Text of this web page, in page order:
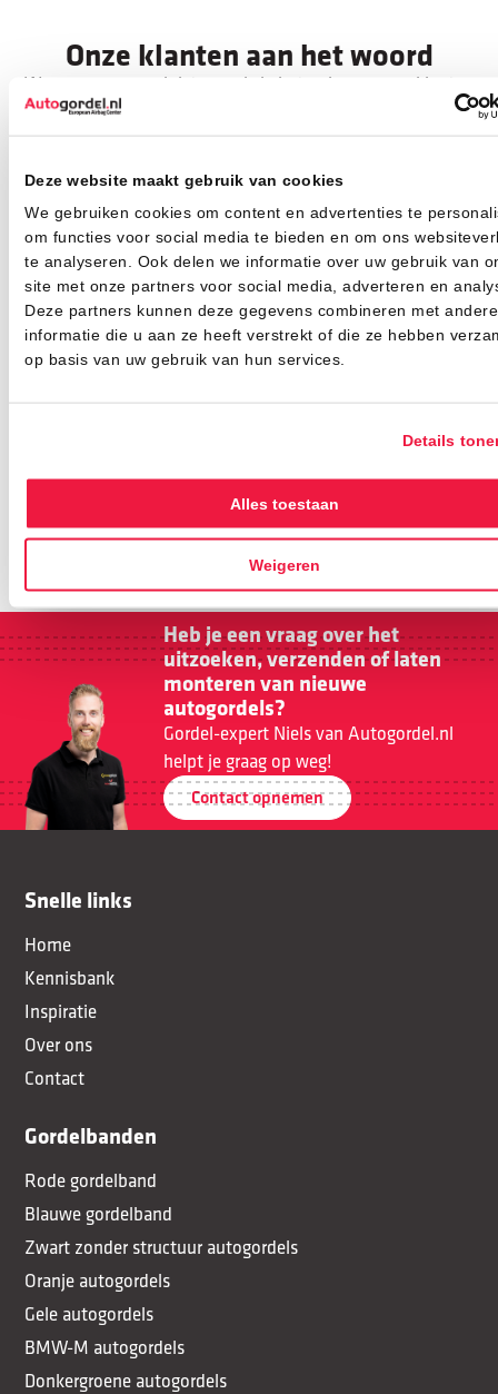
Deze website maakt gebruik van cookies
We gebruiken cookies om content en advertenties te
om functies voor social media te bieden en om ons
te analyseren. Ook delen we informatie over uw gebruik van
site met onze partners voor social media, adverteren en
Deze partners kunnen deze gegevens combineren met andere
informatie die u aan ze heeft verstrekt of die ze hebben
op basis van uw gebruik van hun services.
Details
Alles toestaan
Weigeren
Onze klanten aan het woord
Waarom naar ons luisteren als je het ook van onze klanten
Onze klanten vertellen hun ervaring met Autogordel.nl
Theo Moras
Prima ervaring
Ik had welleswaar het verkeerde artikel besteld en
toegestuurd gekregen en na contact hierover mocht
ik het retour sturen en werd me reeds overgemaakte
hadden ze het artikel niet wat ik voor ogen had, een
Heb je een vraag over het
uitzoeken, verzenden of laten
monteren van nieuwe
autogordels?
Gordel-expert Niels van Autogordel.nl
helpt je graag op weg!
Contact opnemen
Snelle links
Home
Kennisbank
Inspiratie
Over ons
Contact
Gordelbanden
Rode gordelband
Blauwe gordelband
Zwart zonder structuur autogordels
Oranje autogordels
Gele autogordels
BMW-M autogordels
Donkergroene autogordels